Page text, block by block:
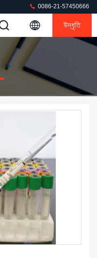
0086-21-57450666
উদ্ধৃতি